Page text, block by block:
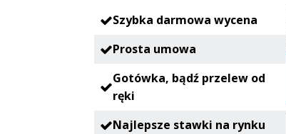
Szybka darmowa wycena
Prosta umowa
Gotówka, bądź przelew od
ręki
Najlepsze stawki na rynku